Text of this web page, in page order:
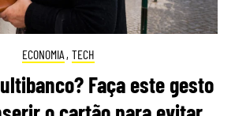
ECONOMIA , TECH
Faça este gesto